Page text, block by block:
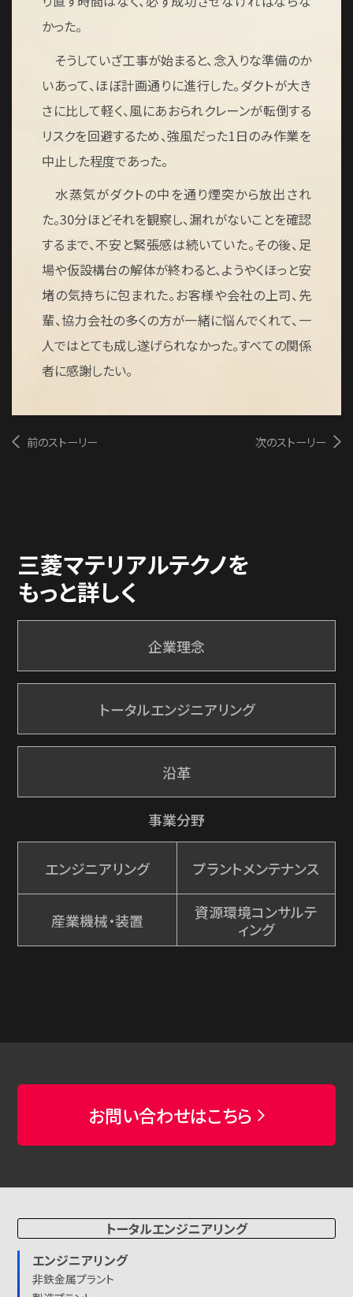
かった。
そうしていざ工事が始まると、念入りな準備のか
いあって、ほぼ計画通りに進行した。ダクトが大き
さに比して軽く、風にあおられクレーンが転倒する
リスクを回避するため、強風だった1日のみ作業を
中止した程度であった。
水蒸気がダクトの中を通り煙突から放出され
た。30分ほどそれを観察し、漏れがないことを確認
するまで、不安と緊張感は続いていた。その後、足
場や仮設構台の解体が終わると、ようやくほっと安
堵の気持ちに包まれた。お客様や会社の上司、先
輩、協力会社の多くの方が一緒に悩んでくれて、一
人ではとても成し遂げられなかった。すべての関係
者に感謝したい。
前のストーリー 次のストーリー
三菱マテリアルテクノを
もっと詳しく
企業理念
トータルエンジニアリング
沿革
事業分野
エンジニアリング プラントメンテナンス
産業機械・装置
資源環境コンサルテ
ィング
お問い合わせはこちら
トータルエンジニアリング
エンジニアリング
非鉄金属プラント